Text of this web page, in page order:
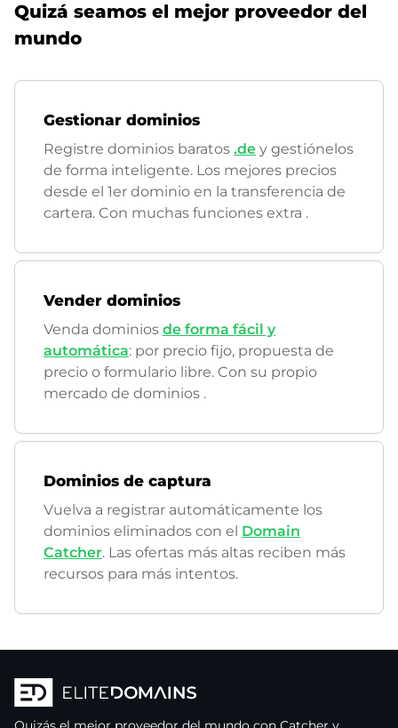
Quizá seamos el mejor proveedor del
mundo
Gestionar dominios
Registre dominios baratos .de y gestiónelos
de forma inteligente. Los mejores precios
desde el 1er dominio en la transferencia de
cartera. Con muchas funciones extra .
Vender dominios
Venda dominios de forma fácil y
automática: por precio fijo, propuesta de
precio o formulario libre. Con su propio
mercado de dominios .
Dominios de captura
Vuelva a registrar automáticamente los
dominios eliminados con el Domain
Catcher. Las ofertas más altas reciben más
recursos para más intentos.